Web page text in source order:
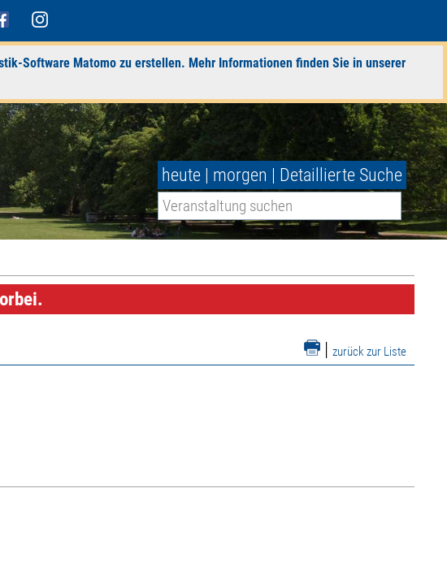
Software Matomo zu erstellen. Mehr Informationen finden Sie in unserer
heute | morgen | Detaillierte Suche
| zurück zur Liste